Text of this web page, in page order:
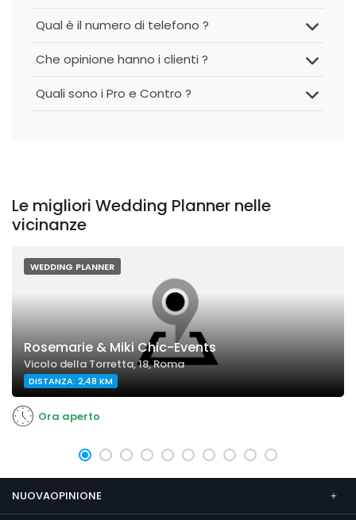
Qual è il numero di telefono ?
Che opinione hanno i clienti ?
Quali sono i Pro e Contro ?
Le migliori Wedding Planner nelle
vicinanze
WEDDING PLANNER
Rosemarie & Miki Chic-Events
Vicolo della Torretta, 18, Roma
DISTANZA: 2,48 KM
Ora aperto
NUOVAOPINIONE